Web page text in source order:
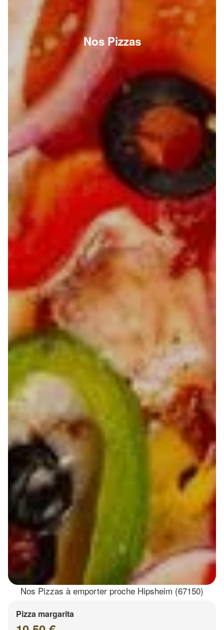
Nos Pizzas
Nos Pizzas à emporter proche Hipsheim (67150)
Pizza margarita